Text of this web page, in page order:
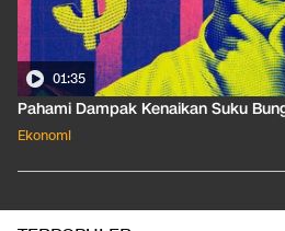
01:35
Pahami Dampak Kenaikan Suku
Ekonomi